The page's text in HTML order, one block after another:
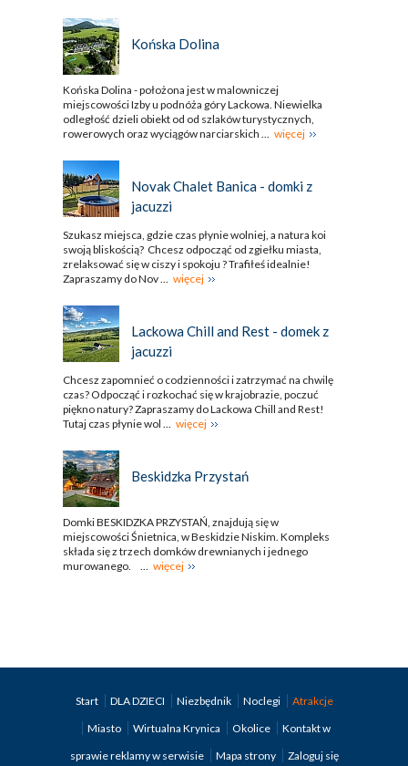
Końska Dolina
Końska Dolina - położona jest w malowniczej
miejscowości Izby u podnóża góry Lackowa. Niewielka
odległość dzieli obiekt od od szlaków turystycznych,
rowerowych oraz wyciągów narciarskich ...
więcej
Novak Chalet Banica - domki z
jacuzzi
Szukasz miejsca, gdzie czas płynie wolniej, a natura koi
swoją bliskością? Chcesz odpocząć od zgiełku miasta,
zrelaksować się w ciszy i spokoju ? Trafiłeś idealnie!
Zapraszamy do Nov ...
więcej
Lackowa Chill and Rest - domek z
jacuzzi
Chcesz zapomnieć o codzienności i zatrzymać na chwilę
czas? Odpocząć i rozkochać się w krajobrazie, poczuć
piękno natury? Zapraszamy do Lackowa Chill and Rest!
Tutaj czas płynie wol ...
więcej
Beskidzka Przystań
Domki BESKIDZKA PRZYSTAŃ, znajdują się w
miejscowości Śnietnica, w Beskidzie Niskim. Kompleks
składa się z trzech domków drewnianych i jednego
murowanego. ...
więcej
Start DLA DZIECI Niezbędnik Noclegi
Atrakcje
Miasto
Wirtualna Krynica Okolice
Kontakt w
sprawie reklamy w serwisie
Mapa strony Zaloguj się